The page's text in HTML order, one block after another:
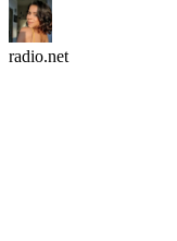
radio.net